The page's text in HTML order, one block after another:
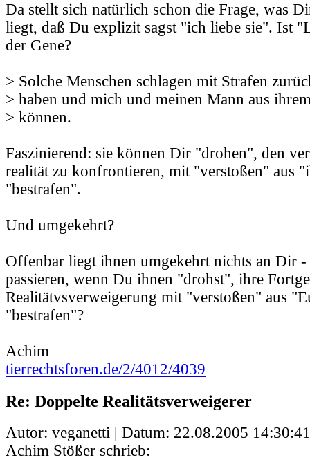
Da stellt sich natürlich schon die Frage, was
liegt, daß Du explizit sagst "ich liebe sie". Ist
der Gene?
> Solche Menschen schlagen mit Strafen
> haben und mich und meinen Mann aus
> können.
Faszinierend: sie können Dir "drohen", den
realität zu konfrontieren, mit "verstoßen" aus
"bestrafen".
Und umgekehrt?
Offenbar liegt ihnen umgekehrt nichts an Dir
passieren, wenn Du ihnen "drohst", ihre
Realitätvsverweigerung mit "verstoßen" aus
"bestrafen"?
Achim
tierrechtsforen.de/2/4012/4039
Re: Doppelte Realitätsverweigerer
Autor: veganetti | Datum: 22.08.2005 14:30:41
Achim Stößer schrieb: